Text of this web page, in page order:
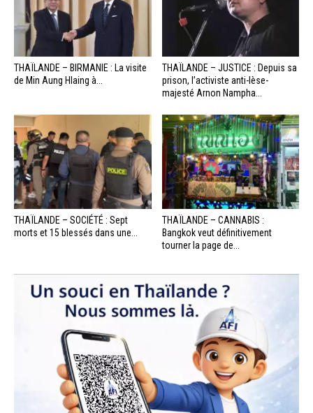
THAÏLANDE – BIRMANIE : La visite
de Min Aung Hlaing à...
THAÏLANDE – JUSTICE : Depuis sa
prison, l’activiste anti-lèse-
majesté Arnon Nampha...
THAÏLANDE – SOCIÉTÉ : Sept
morts et 15 blessés dans une...
THAÏLANDE – CANNABIS :
Bangkok veut définitivement
tourner la page de...